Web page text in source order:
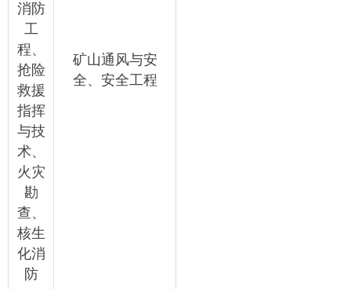
消防
工
程、
抢险
救援
指挥
与技
术、
火灾
勘
查、
核生
化消
防
矿山通风与安
全、安全工程